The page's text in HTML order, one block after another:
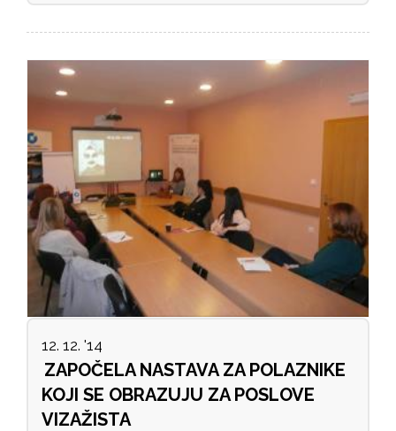
12. 12. '14
ZAPOČELA NASTAVA ZA POLAZNIKE
KOJI SE OBRAZUJU ZA POSLOVE
VIZAŽISTA